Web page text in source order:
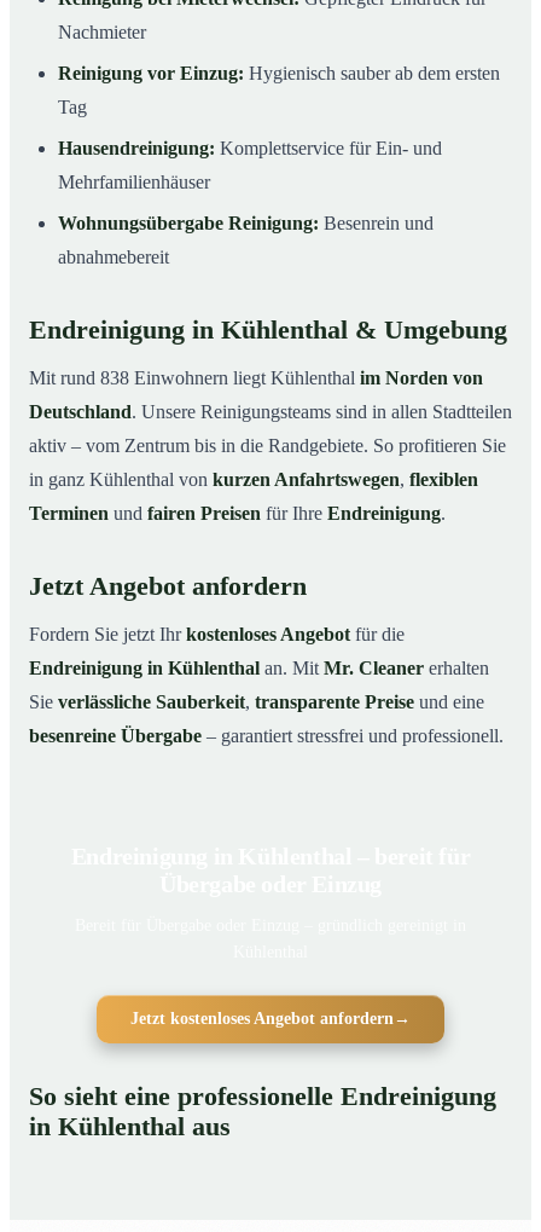
Nachmieter
Reinigung vor Einzug: Hygienisch sauber ab dem ersten
Tag
Hausendreinigung: Komplettservice für Ein- und
Mehrfamilienhäuser
Wohnungsübergabe Reinigung: Besenrein und
abnahmebereit
Endreinigung in Kühlenthal & Umgebung
Mit rund 838 Einwohnern liegt Kühlenthal im Norden von
Deutschland. Unsere Reinigungsteams sind in allen Stadtteilen
aktiv – vom Zentrum bis in die Randgebiete. So profitieren Sie
in ganz Kühlenthal von kurzen Anfahrtswegen, flexiblen
Terminen und fairen Preisen für Ihre Endreinigung.
Jetzt Angebot anfordern
Fordern Sie jetzt Ihrkostenloses Angebot für die
Endreinigung in Kühlenthal an. Mit Mr. Cleaner erhalten
Sie verlässliche Sauberkeit, transparente Preise und eine
besenreine Übergabe – garantiert stressfrei und professionell.
Jetzt kostenloses Angebot anfordern →
So sieht eine professionelle Endreinigung
in Kühlenthal aus